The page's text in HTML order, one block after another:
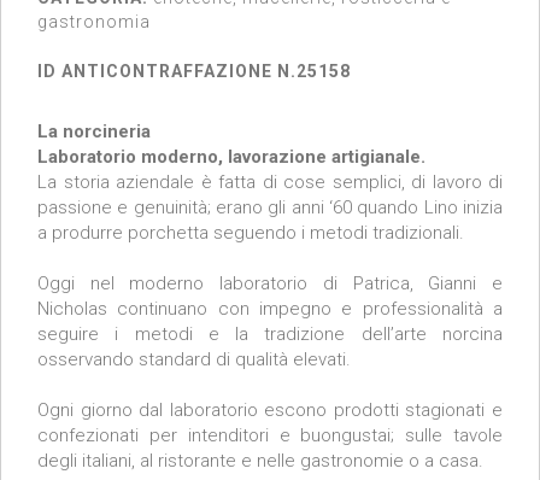
gastronomia
ID ANTICONTRAFFAZIONE N.25158
La norcineria
Laboratorio moderno, lavorazione artigianale.
La storia aziendale è fatta di cose semplici, di lavoro di
passione e genuinità; erano gli anni ‘60 quando Lino inizia
a produrre porchetta seguendo i metodi tradizionali.
Oggi nel moderno laboratorio di Patrica, Gianni e
Nicholas continuano con impegno e professionalità a
seguire i metodi e la tradizione dell’arte norcina
osservando standard di qualità elevati.
Ogni giorno dal laboratorio escono prodotti stagionati e
confezionati per intenditori e buongustai; sulle tavole
degli italiani, al ristorante e nelle gastronomie o a casa.